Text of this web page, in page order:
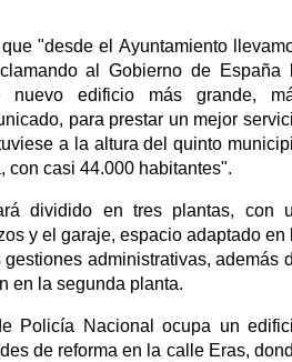
"desde el Ayuntamiento
al Gobierno de España
nuevo edificio más grande,
para prestar un mejor
a la altura del quinto
con casi 44.000 habitantes".
dividido en tres plantas, con
y el garaje, espacio adaptado en
administrativas, además
en la segunda planta.
Policía Nacional ocupa un
de reforma en la calle Eras,